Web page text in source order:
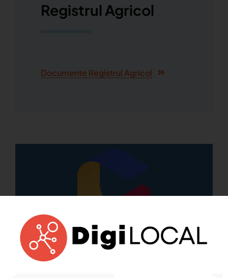
Registrul Agricol
Documente Registrul Agricol